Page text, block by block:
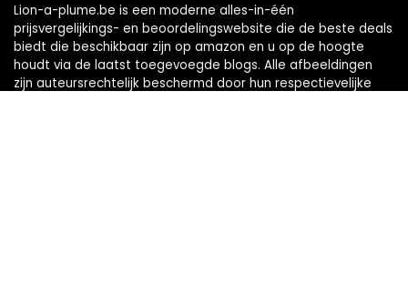
Lion-a-plume.be is een moderne alles-in-één
prijsvergelijkings- en beoordelingswebsite die de beste deals
biedt die beschikbaar zijn op amazon en u op de hoogte
houdt via de laatst toegevoegde blogs. Alle afbeeldingen
zijn auteursrechtelijk beschermd door hun respectievelijke